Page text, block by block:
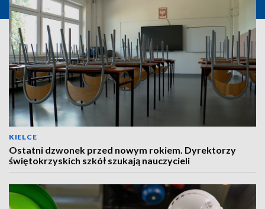
KIELCE
Ostatni dzwonek przed nowym rokiem. Dyrektorzy
świętokrzyskich szkół szukają nauczycieli